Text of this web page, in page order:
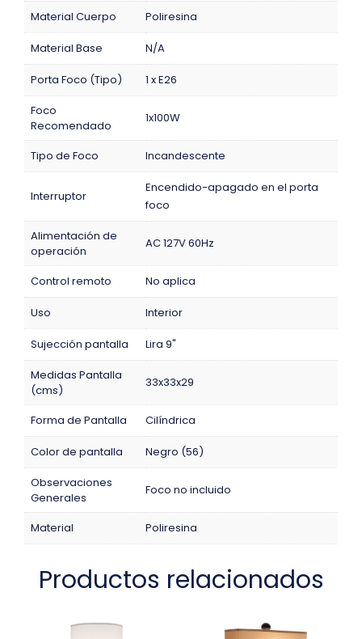
Material Cuerpo Poliresina
Material Base N/A
Porta Foco (Tipo)
1 x E26
Foco
Recomendado
1x100W
Tipo de Foco Incandescente
Interruptor
Encendido-apagado en el porta
foco
Alimentación de
operación
AC 127V 60Hz
Control remoto No aplica
Uso Interior
Sujección pantalla
Lira 9"
Medidas Pantalla
(cms)
33x33x29
Forma de Pantalla Cilíndrica
Color de pantalla
Negro (56)
Observaciones
Generales
Foco no incluido
Material Poliresina
Productos relacionados